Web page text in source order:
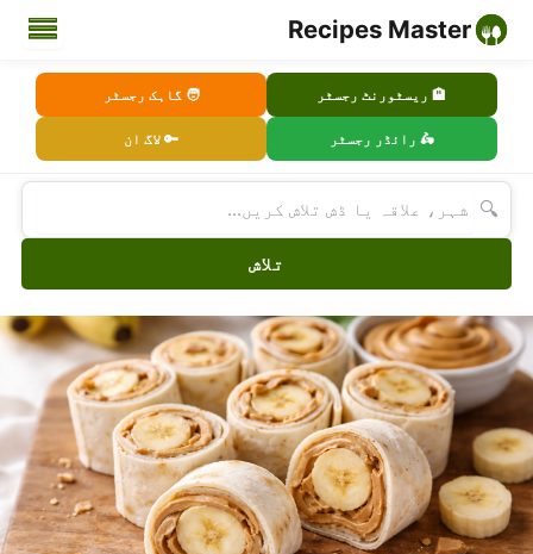
Recipes Master
🏨 ریسٹورنٹ رجسٹر 🧑 گاہک رجسٹر
🛵 رائڈر رجسٹر 🔑 لاگ ان
🔍
تلاش